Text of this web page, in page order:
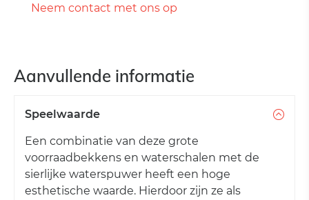
Neem contact met ons op
Aanvullende informatie
Speelwaarde
Een combinatie van deze grote
voorraadbekkens en waterschalen met de
sierlijke waterspuwer heeft een hoge
esthetische waarde. Hierdoor zijn ze als